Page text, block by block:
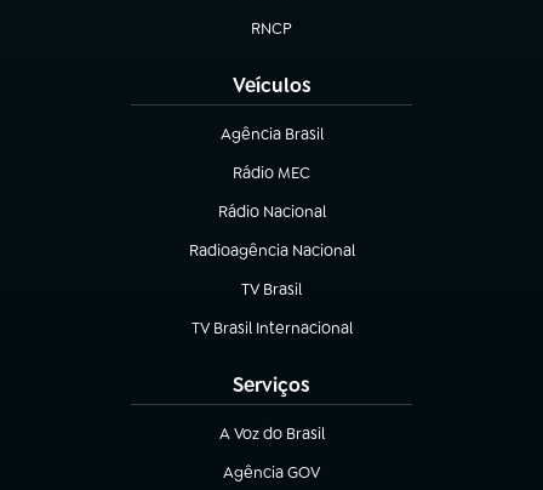
RNCP
(abre em nova aba)
Veículos
Agência Brasil
(abre em nova aba)
Rádio MEC
(abre em nova aba)
Rádio Nacional
Radioagência Nacional
(abre em nova aba)
TV Brasil
(abre em nova aba)
TV Brasil Internacional
(abre em nova aba)
Serviços
A Voz do Brasil
(abre em nova aba)
Agência GOV
(abre em nova aba)